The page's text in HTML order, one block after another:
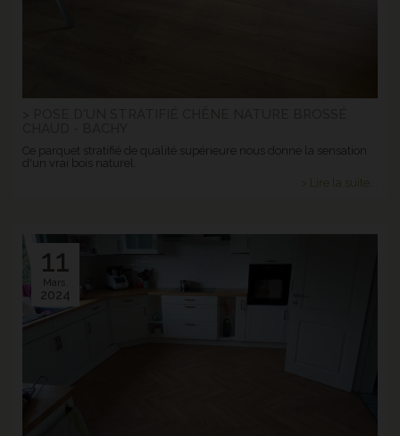
Ce parquet stratifié de qualité supérieure nous donne la sensation
d'un vrai bois naturel.
> Lire la suite...
11
Mars.
2024